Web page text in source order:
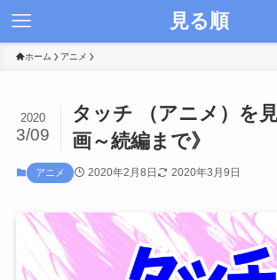
見る順
ホーム アニメ
タッチ （アニメ）を
画～続編まで》
2020
3/09
アニメ 2020年2月8日 2020年3月9日